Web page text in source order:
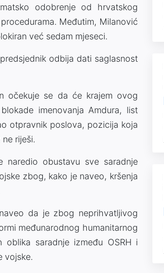
odobrenje od hrvatskog
Međutim, Milanović
već sedam mjeseci.
odbija dati saglasnost
očekuje se da će krajem ovog
imenovanja Amdura, list
otpravnik poslova, pozicija koja
riješi.
naredio obustavu sve saradnje
zbog, kako je naveo, kršenja
da je zbog neprihvatljivog
međunarodnog humanitarnog
saradnje između OSRH i
vojske.